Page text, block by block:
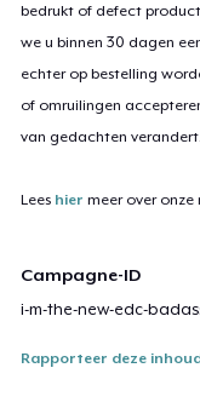
bedrukt of defect
we u binnen 30 dagen
echter op bestelling
of omruilingen
van gedachten verandert.
Lees hier meer over onze
Campagne-ID
i-m-the-new-edc-
Rapporteer deze